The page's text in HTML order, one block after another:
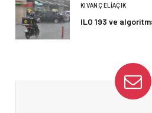
KIVANÇ ELIAÇIK
ILO 193 ve